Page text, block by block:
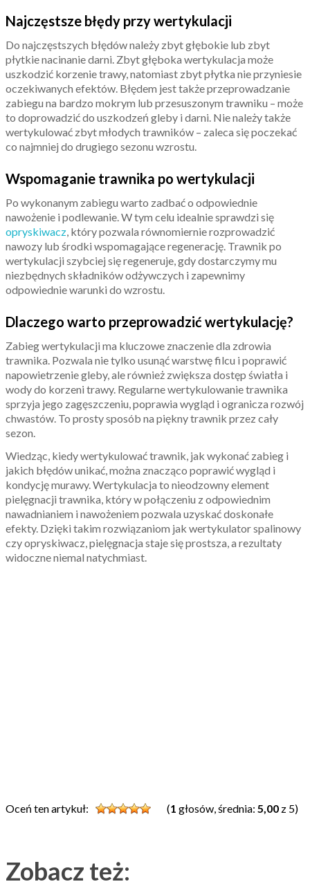
Najczęstsze błędy przy wertykulacji
Do najczęstszych błędów należy zbyt głębokie lub zbyt
płytkie nacinanie darni. Zbyt głęboka wertykulacja może
uszkodzić korzenie trawy, natomiast zbyt płytka nie przyniesie
oczekiwanych efektów. Błędem jest także przeprowadzanie
zabiegu na bardzo mokrym lub przesuszonym trawniku – może
to doprowadzić do uszkodzeń gleby i darni. Nie należy także
wertykulować zbyt młodych trawników – zaleca się poczekać
co najmniej do drugiego sezonu wzrostu.
Wspomaganie trawnika po wertykulacji
Po wykonanym zabiegu warto zadbać o odpowiednie
nawożenie i podlewanie. W tym celu idealnie sprawdzi się
opryskiwacz , który pozwala równomiernie rozprowadzić
nawozy lub środki wspomagające regenerację. Trawnik po
wertykulacji szybciej się regeneruje, gdy dostarczymy mu
niezbędnych składników odżywczych i zapewnimy
odpowiednie warunki do wzrostu.
Dlaczego warto przeprowadzić wertykulację?
Zabieg wertykulacji ma kluczowe znaczenie dla zdrowia
trawnika. Pozwala nie tylko usunąć warstwę filcu i poprawić
napowietrzenie gleby, ale również zwiększa dostęp światła i
wody do korzeni trawy. Regularne wertykulowanie trawnika
sprzyja jego zagęszczeniu, poprawia wygląd i ogranicza rozwój
chwastów. To prosty sposób na piękny trawnik przez cały
sezon.
Wiedząc, kiedy wertykulować trawnik, jak wykonać zabieg i
jakich błędów unikać, można znacząco poprawić wygląd i
kondycję murawy. Wertykulacja to nieodzowny element
pielęgnacji trawnika, który w połączeniu z odpowiednim
nawadnianiem i nawożeniem pozwala uzyskać doskonałe
efekty. Dzięki takim rozwiązaniom jak wertykulator spalinowy
czy opryskiwacz, pielęgnacja staje się prostsza, a rezultaty
widoczne niemal natychmiast.
Oceń ten artykuł: (1 głosów, średnia: 5,00 z 5)
Zobacz też: